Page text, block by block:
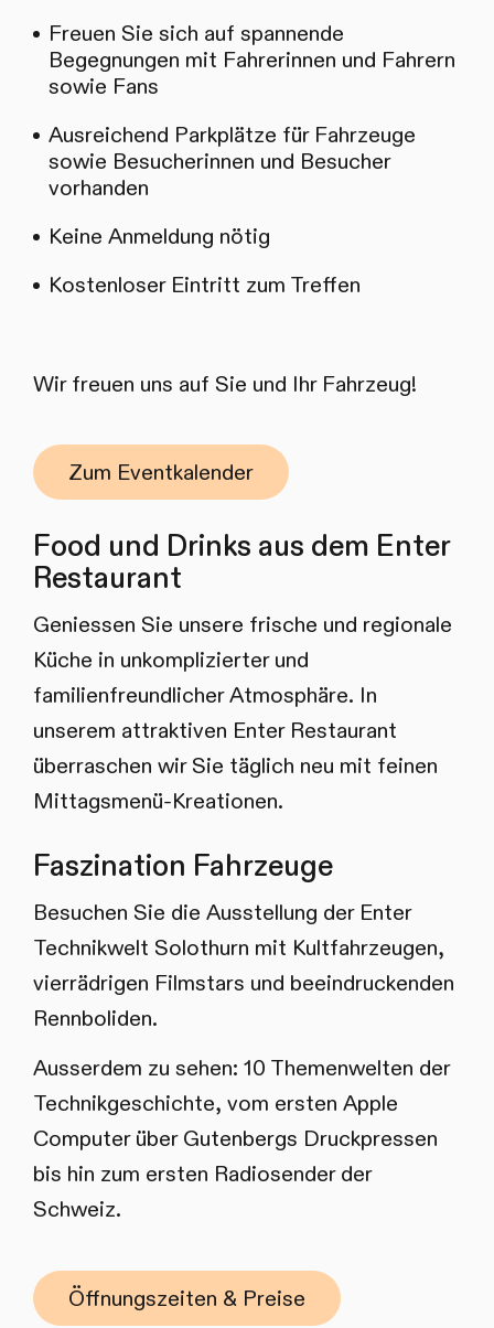
Freuen Sie sich auf spannende
Begegnungen mit Fahrerinnen und Fahrern
sowie Fans
Ausreichend Parkplätze für Fahrzeuge
sowie Besucherinnen und Besucher
vorhanden
Keine Anmeldung nötig
Kostenloser Eintritt zum Treffen
Wir freuen uns auf Sie und Ihr Fahrzeug!
Zum Eventkalender
Food und Drinks aus dem Enter
Restaurant
Geniessen Sie unsere frische und regionale
Küche in unkomplizierter und
familienfreundlicher Atmosphäre. In
unserem attraktiven Enter Restaurant
überraschen wir Sie täglich neu mit feinen
Mittagsmenü-Kreationen.
Faszination Fahrzeuge
Besuchen Sie die Ausstellung der Enter
Technikwelt Solothurn mit Kultfahrzeugen,
vierrädrigen Filmstars und beeindruckenden
Rennboliden.
Ausserdem zu sehen: 10 Themenwelten der
Technikgeschichte, vom ersten Apple
Computer über Gutenbergs Druckpressen
bis hin zum ersten Radiosender der
Schweiz.
Öffnungszeiten & Preise